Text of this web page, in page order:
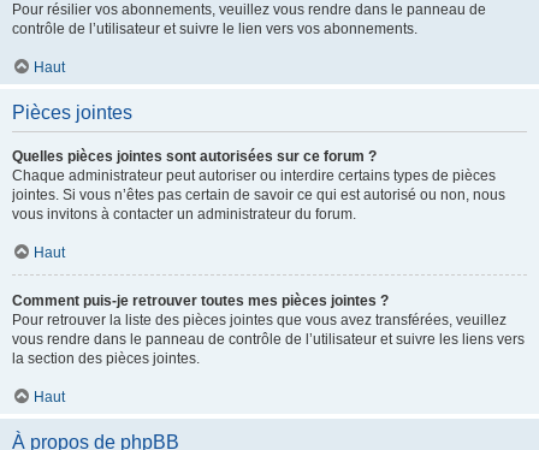
Pour résilier vos abonnements, veuillez vous rendre dans le panneau de
contrôle de l’utilisateur et suivre le lien vers vos abonnements.
Haut
Pièces jointes
Quelles pièces jointes sont autorisées sur ce forum ?
Chaque administrateur peut autoriser ou interdire certains types de pièces
jointes. Si vous n’êtes pas certain de savoir ce qui est autorisé ou non, nous
vous invitons à contacter un administrateur du forum.
Haut
Comment puis-je retrouver toutes mes pièces jointes ?
Pour retrouver la liste des pièces jointes que vous avez transférées, veuillez
vous rendre dans le panneau de contrôle de l’utilisateur et suivre les liens vers
la section des pièces jointes.
Haut
À propos de phpBB